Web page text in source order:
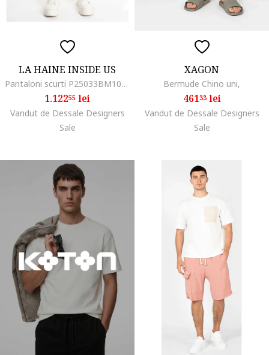
LA HAINE INSIDE US
Pantaloni scurti P25033BM1035,
1.12255 lei
Vandut de Dessale Designers
Sale
XAGON
Bermude Chino uni,
46133lei
Vandut de Dessale Designers
Sale